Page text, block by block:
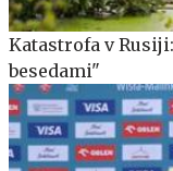
Katastrofa v
besedami"